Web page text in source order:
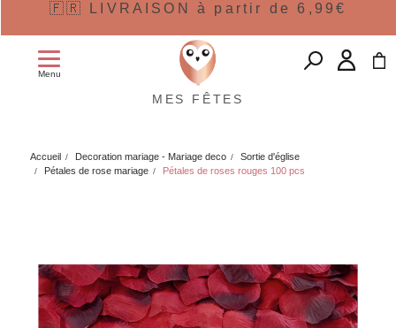
🇫🇷 LIVRAISON à partir de 6,99€
Menu
MES FÊTES
Accueil Decoration mariage - Mariage deco
Sortie d'église
Pétales de rose mariage
Pétales de roses rouges 100 pcs